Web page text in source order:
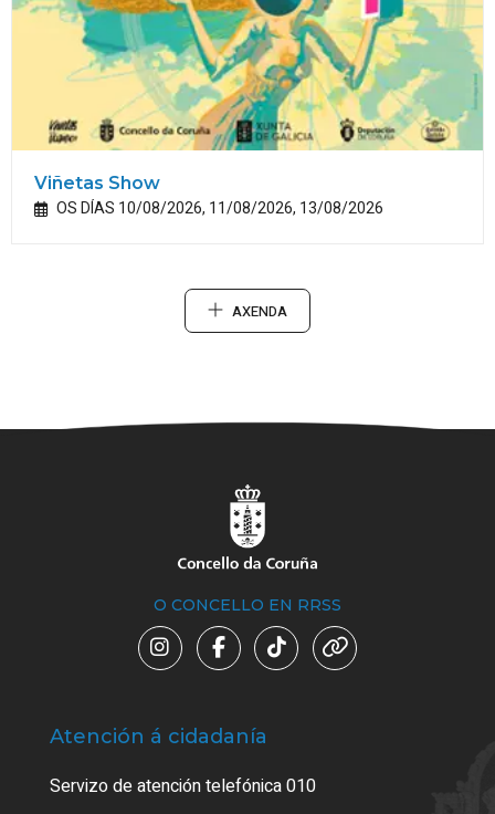
Viñetas Show
OS DÍAS 10/08/2026, 11/08/2026, 13/08/2026
AXENDA
O CONCELLO EN RRSS
Atención á cidadanía
Servizo de atención telefónica 010